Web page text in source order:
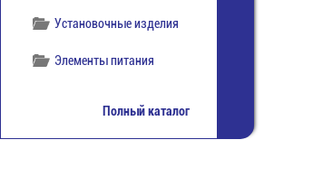
Установочные изделия
Элементы питания
Полный каталог